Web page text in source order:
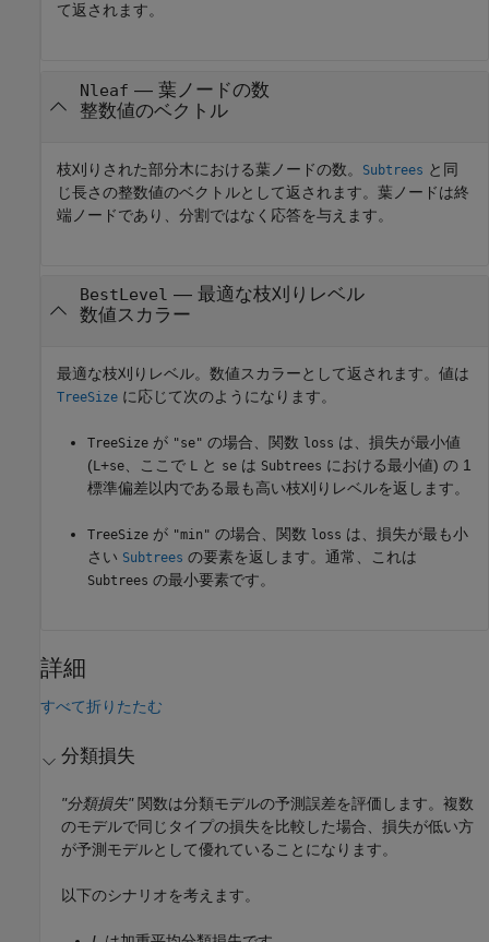
て返されます。
Nleaf — 葉ノードの数
整数値のベクトル
枝刈りされた部分木における葉ノードの数。 Subtrees と同
じ長さの整数値のベクトルとして返されます。葉ノードは終
端ノードであり、分割ではなく応答を与えます。
BestLevel — 最適な枝刈りレベル
数値スカラー
最適な枝刈りレベル。数値スカラーとして返されます。値は
TreeSize に応じて次のようになります。
TreeSize が "se" の場合、関数 loss は、損失が最小値
(L +se 、ここで L と se は Subtrees における最小値) の 1
標準偏差以内である最も高い枝刈りレベルを返します。
TreeSize が "min" の場合、関数 loss は、損失が最も小
さい Subtrees の要素を返します。通常、これは
Subtrees の最小要素です。
詳細
すべて折りたたむ
分類損失
"分類損失"関数は分類モデルの予測誤差を評価します。複数
のモデルで同じタイプの損失を比較した場合、損失が低い方
が予測モデルとして優れていることになります。
以下のシナリオを考えます。